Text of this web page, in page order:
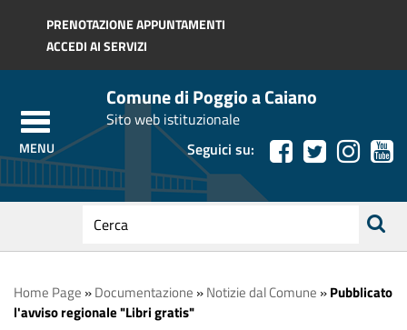
Regione Toscana
PRENOTAZIONE APPUNTAMENTI
ACCEDI AI SERVIZI
Comune di Poggio a Caiano
Sito web istituzionale
Seguici su:
testo
da
cercare
ricerca
Home Page »Documentazione »Notizie dal Comune »Pubblicato
l'avviso regionale "Libri gratis"